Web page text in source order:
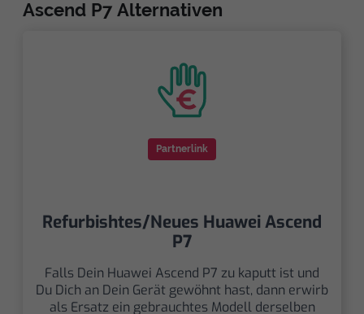
Ascend P7 Alternativen
Partnerlink
Refurbishtes/Neues Huawei Ascend
P7
Falls Dein Huawei Ascend P7 zu kaputt ist und
Du Dich an Dein Gerät gewöhnt hast, dann erwirb
als Ersatz ein gebrauchtes Modell derselben